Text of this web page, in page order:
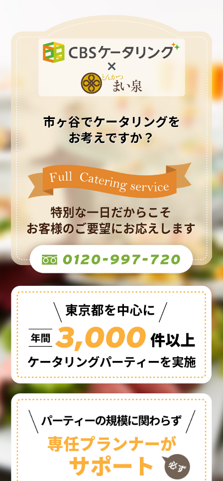
市ヶ谷でケータリングを
お考えですか？